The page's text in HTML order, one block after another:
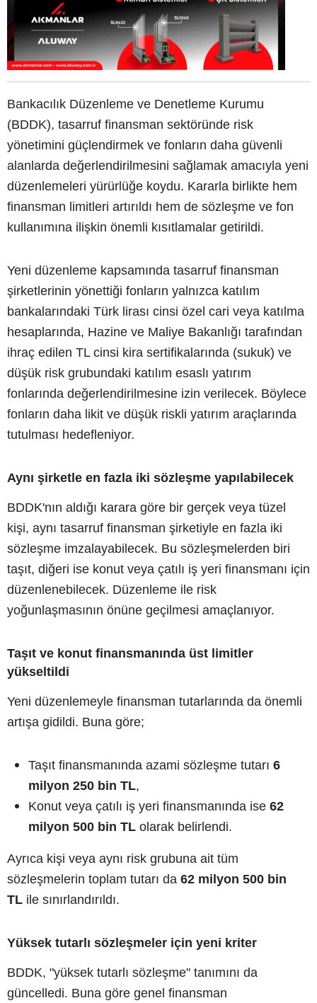
Bankacılık Düzenleme ve Denetleme Kurumu
(BDDK), tasarruf finansman sektöründe risk
yönetimini güçlendirmek ve fonların daha güvenli
alanlarda değerlendirilmesini sağlamak amacıyla yeni
düzenlemeleri yürürlüğe koydu. Kararla birlikte hem
finansman limitleri artırıldı hem de sözleşme ve fon
kullanımına ilişkin önemli kısıtlamalar getirildi.
Yeni düzenleme kapsamında tasarruf finansman
şirketlerinin yönettiği fonların yalnızca katılım
bankalarındaki Türk lirası cinsi özel cari veya katılma
hesaplarında, Hazine ve Maliye Bakanlığı tarafından
ihraç edilen TL cinsi kira sertifikalarında (sukuk) ve
düşük risk grubundaki katılım esaslı yatırım
fonlarında değerlendirilmesine izin verilecek. Böylece
fonların daha likit ve düşük riskli yatırım araçlarında
tutulması hedefleniyor.
Aynı şirketle en fazla iki sözleşme yapılabilecek
BDDK'nın aldığı karara göre bir gerçek veya tüzel
kişi, aynı tasarruf finansman şirketiyle en fazla iki
sözleşme imzalayabilecek. Bu sözleşmelerden biri
taşıt, diğeri ise konut veya çatılı iş yeri finansmanı için
düzenlenebilecek. Düzenleme ile risk
yoğunlaşmasının önüne geçilmesi amaçlanıyor.
Taşıt ve konut finansmanında üst limitler
yükseltildi
Yeni düzenlemeyle finansman tutarlarında da önemli
artışa gidildi. Buna göre;
Taşıt finansmanında azami sözleşme tutarı 6
milyon 250 bin TL,
Konut veya çatılı iş yeri finansmanında ise 62
milyon 500 bin TL olarak belirlendi.
Ayrıca kişi veya aynı risk grubuna ait tüm
sözleşmelerin toplam tutarı da 62 milyon 500 bin
TL ile sınırlandırıldı.
Yüksek tutarlı sözleşmeler için yeni kriter
BDDK, "yüksek tutarlı sözleşme" tanımını da
güncelledi. Buna göre genel finansman